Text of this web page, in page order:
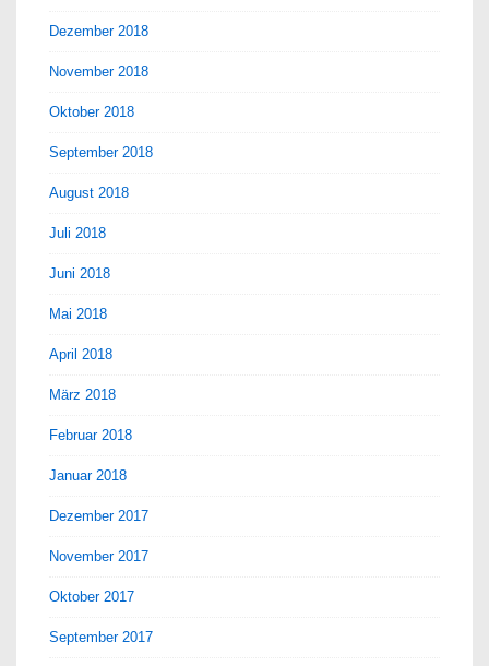
Dezember 2018
November 2018
Oktober 2018
September 2018
August 2018
Juli 2018
Juni 2018
Mai 2018
April 2018
März 2018
Februar 2018
Januar 2018
Dezember 2017
November 2017
Oktober 2017
September 2017